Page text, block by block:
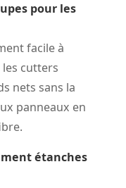
pour les
facile à
les cutters
nets sans la
panneaux en
étanches